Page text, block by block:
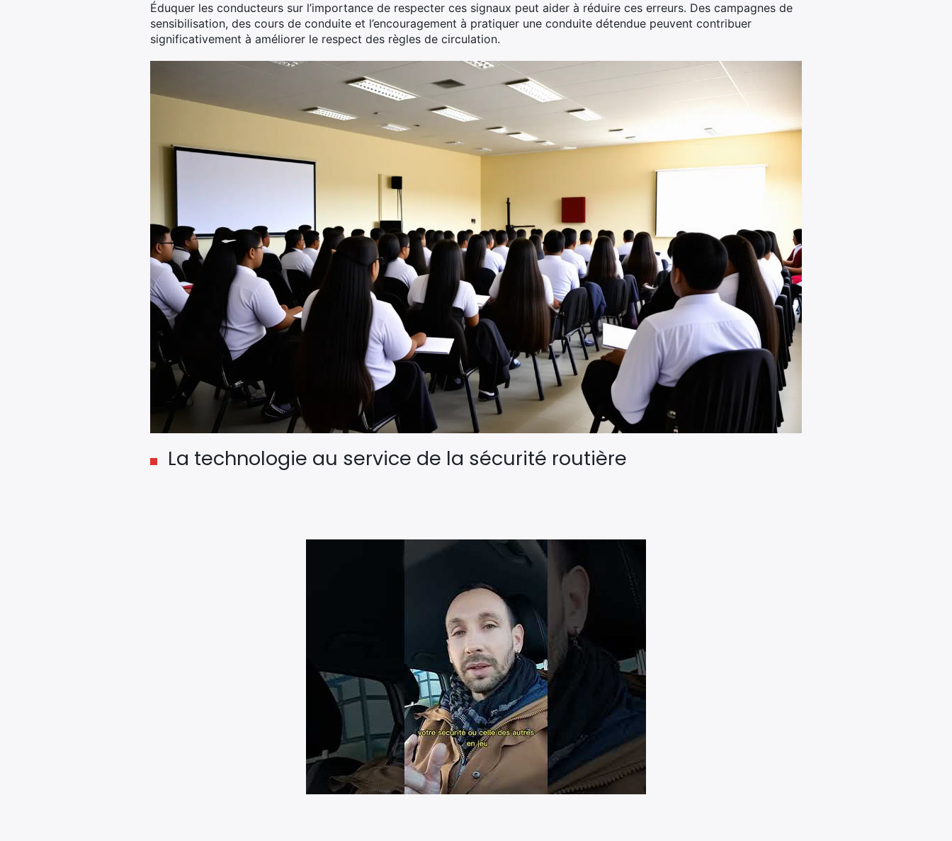
Éduquer les conducteurs sur l’importance de respecter ces signaux peut aider à réduire ces erreurs. Des campagnes de
sensibilisation, des cours de conduite et l’encouragement à pratiquer une conduite détendue peuvent contribuer
significativement à améliorer le respect des règles de circulation.
La technologie au service de la sécurité routière